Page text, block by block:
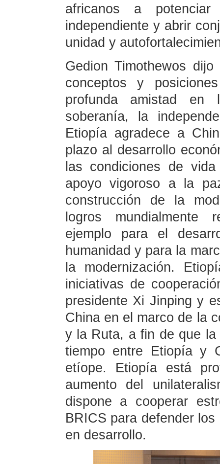
africanos a
independiente y abrir
unidad y
Gedion Timothewos
conceptos y
profunda amistad en
soberanía, la
Etiopía agradece a
plazo al desarrollo
las condiciones de
apoyo vigoroso a la
construcción de la
logros mundialmente
ejemplo para el
humanidad y para la
la modernización.
iniciativas de
presidente Xi Jinping y
China en el marco de la
y la Ruta, a fin de que
tiempo entre Etiopía y
etíope. Etiopía está
aumento del
dispone a cooperar
BRICS para defender
en desarrollo.